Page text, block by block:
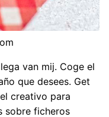
van mij. Coge el
que desees. Get
creativo para
sobre ficheros